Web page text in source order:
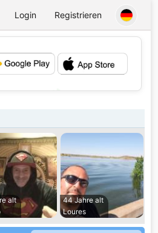
Login Registrieren
alt
44 Jahre alt
Loures